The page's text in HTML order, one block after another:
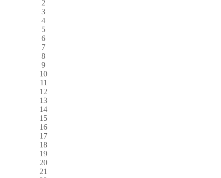
2
3
4
5
6
7
8
9
10
11
12
13
14
15
16
17
18
19
20
21